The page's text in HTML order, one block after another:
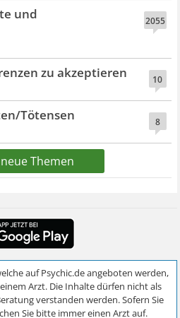
2055
und
10
zu akzeptieren
8
Tötensen
Themen